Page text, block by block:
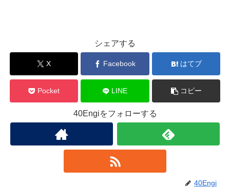
シェアする
X Facebook はてブ
Pocket LINE コピー
40Engiをフォローする
40Engi